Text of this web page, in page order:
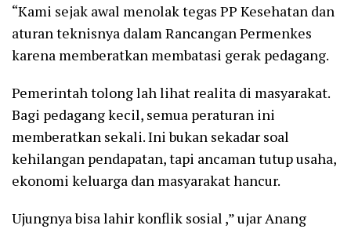
“Kami sejak awal menolak tegas PP Kesehatan dan
aturan teknisnya dalam Rancangan Permenkes
karena memberatkan membatasi gerak pedagang.
Pemerintah tolong lah lihat realita di masyarakat.
Bagi pedagang kecil, semua peraturan ini
memberatkan sekali. Ini bukan sekadar soal
kehilangan pendapatan, tapi ancaman tutup usaha,
ekonomi keluarga dan masyarakat hancur.
Ujungnya bisa lahir konflik sosial ,” ujar Anang